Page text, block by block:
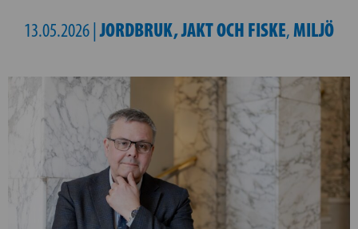
13.05.2026 |JORDBRUK, JAKT OCH FISKE,MILJÖ